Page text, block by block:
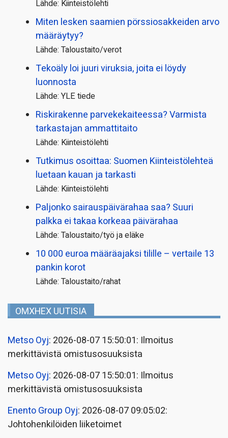
Lähde: Kiinteistölehti
Miten lesken saamien pörssi­osakkeiden arvo
määräytyy?
Lähde: Taloustaito/verot
Tekoäly loi juuri viruksia, joita ei löydy
luonnosta
Lähde: YLE tiede
Riskirakenne parvekekaiteessa? Varmista
tarkastajan ammattitaito
Lähde: Kiinteistölehti
Tutkimus osoittaa: Suomen Kiinteistölehteä
luetaan kauan ja tarkasti
Lähde: Kiinteistölehti
Paljonko sairauspäivä­rahaa saa? Suuri
palkka ei takaa korkeaa päivärahaa
Lähde: Taloustaito/työ ja eläke
10 000 euroa määräajaksi tilille – vertaile 13
pankin korot
Lähde: Taloustaito/rahat
OMXHEX UUTISIA
Metso Oyj: 2026-08-07 15:50:01: Ilmoitus
merkittävistä omistusosuuksista
Metso Oyj: 2026-08-07 15:50:01: Ilmoitus
merkittävistä omistusosuuksista
Enento Group Oyj: 2026-08-07 09:05:02:
Johtohenkilöiden liiketoimet